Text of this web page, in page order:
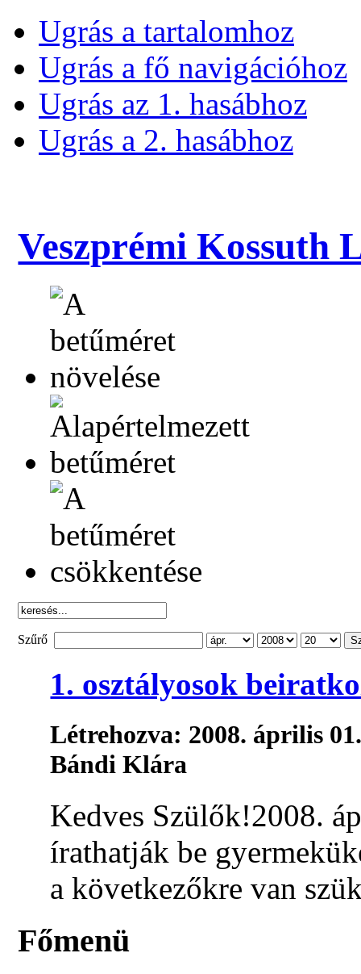
Ugrás a tartalomhoz
Ugrás a fő navigációhoz
Ugrás az 1. hasábhoz
Ugrás a 2. hasábhoz
Veszprémi Kossuth
Szűrő
1. osztályosok
Létrehozva: 2008. április
Bándi Klára
Kedves Szülők!2008.
írathatják be
a következőkre van
Főmenü